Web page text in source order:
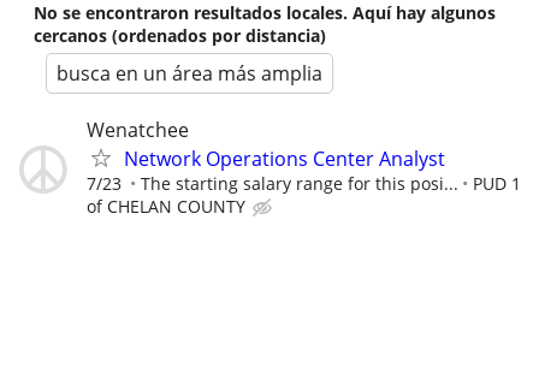
No se encontraron resultados locales. Aquí hay algunos
cercanos (ordenados por distancia)
busca en un área más amplia
Wenatchee
Network Operations Center Analyst
7/23 The starting salary range for this posi...
PUD 1
of CHELAN COUNTY